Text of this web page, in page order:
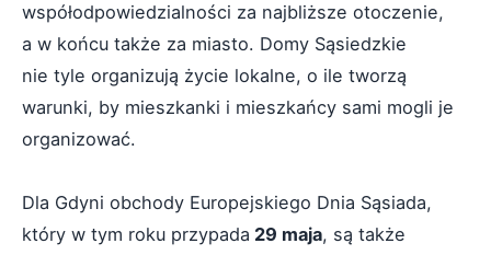
współodpowiedzialności za najbliższe otoczenie,
a w końcu także za miasto. Domy Sąsiedzkie
nie tyle organizują życie lokalne, o ile tworzą
warunki, by mieszkanki i mieszkańcy sami mogli je
organizować.
Dla Gdyni obchody Europejskiego Dnia Sąsiada,
który w tym roku przypada 29 maja, są także